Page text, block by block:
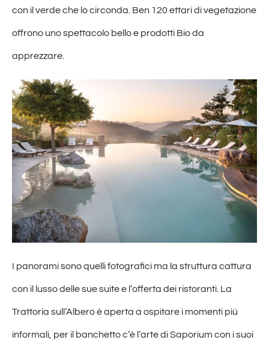
con il verde che lo circonda. Ben 120 ettari di vegetazione
offrono uno spettacolo bello e prodotti Bio da
apprezzare.
I panorami sono quelli fotografici ma la struttura cattura
con il lusso delle sue suite e l’offerta dei ristoranti. La
Trattoria sull’Albero è aperta a ospitare i momenti più
informali, per il banchetto c’è l’arte di Saporium con i suoi